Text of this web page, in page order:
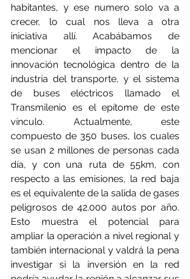
habitantes, y ese numero solo va a
crecer, lo cual nos lleva a otra
iniciativa allí. Acabábamos de
mencionar el impacto de la
innovación tecnológica dentro de la
industria del transporte, y el sistema
de buses eléctricos llamado el
Transmilenio es el epítome de este
vínculo. Actualmente, este
compuesto de 350 buses, los cuales
se usan 2 millones de personas cada
día, y con una ruta de 55km, con
respecto a las emisiones, la red baja
es el equivalente de la salida de gases
peligrosos de 42.000 autos por año.
Esto muestra el potencial para
ampliar la operación a nivel regional y
también internacional y valdrá la pena
investigar si la inversión en la red